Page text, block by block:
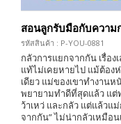
สอนลูกรับมือกับความ
รหัสสินค้า : P-YOU-0881
กลัวการแยกจากกัน เรื่อง
แท้ไม่เคยหายไป แม้ต้อง
เดียว แม่ของเขาทำงาน
พยายามทำดีที่สุดแล้ว แต่
ว้าเหว่ และกลัว แต่แล้วแ
จากกัน” ไม่น่ากลัวเหมือ